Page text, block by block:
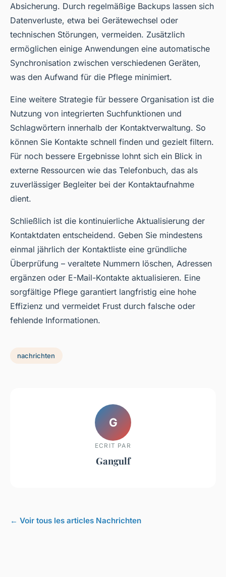
Absicherung. Durch regelmäßige Backups lassen sich
Datenverluste, etwa bei Gerätewechsel oder
technischen Störungen, vermeiden. Zusätzlich
ermöglichen einige Anwendungen eine automatische
Synchronisation zwischen verschiedenen Geräten,
was den Aufwand für die Pflege minimiert.
Eine weitere Strategie für bessere Organisation ist die
Nutzung von integrierten Suchfunktionen und
Schlagwörtern innerhalb der Kontaktverwaltung. So
können Sie Kontakte schnell finden und gezielt filtern.
Für noch bessere Ergebnisse lohnt sich ein Blick in
externe Ressourcen wie das Telefonbuch, das als
zuverlässiger Begleiter bei der Kontaktaufnahme
dient.
Schließlich ist die kontinuierliche Aktualisierung der
Kontaktdaten entscheidend. Geben Sie mindestens
einmal jährlich der Kontaktliste eine gründliche
Überprüfung – veraltete Nummern löschen, Adressen
ergänzen oder E-Mail-Kontakte aktualisieren. Eine
sorgfältige Pflege garantiert langfristig eine hohe
Effizienz und vermeidet Frust durch falsche oder
fehlende Informationen.
nachrichten
G
ECRIT PAR
Gangulf
← Voir tous les articles Nachrichten